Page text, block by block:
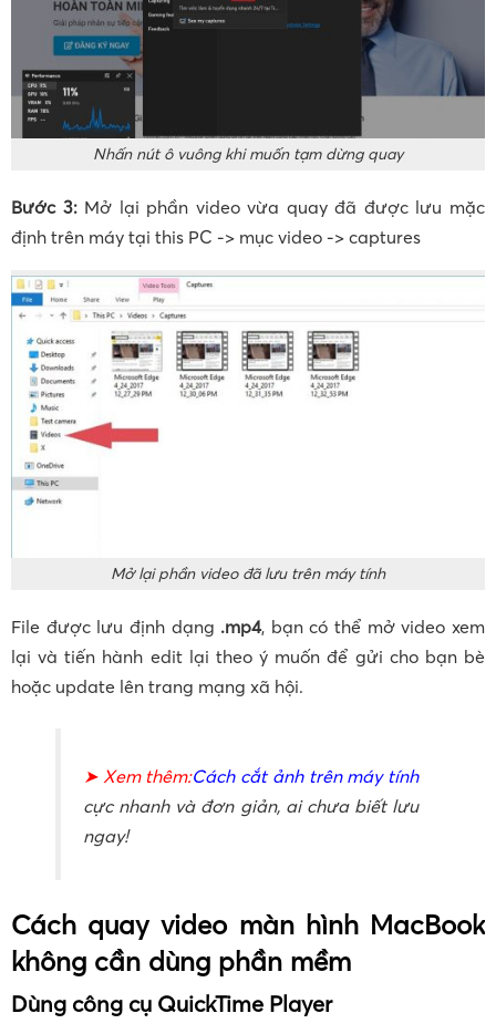
Nhấn nút ô vuông khi muốn tạm dừng quay
Bước 3:Mở lại phần video vừa quay đã được lưu mặc
định trên máy tại this PC -> mục video -> captures
Mở lại phần video đã lưu trên máy tính
File được lưu định dạng .mp4, bạn có thể mở video xem
lại và tiến hành edit lại theo ý muốn để gửi cho bạn bè
hoặc update lên trang mạng xã hội.
➤ Xem thêm:Cách cắt ảnh trên máy tính
cực nhanh và đơn giản, ai chưa biết lưu
ngay!
Cách quay video màn hình MacBook
không cần dùng phần mềm
Dùng công cụ QuickTime Player